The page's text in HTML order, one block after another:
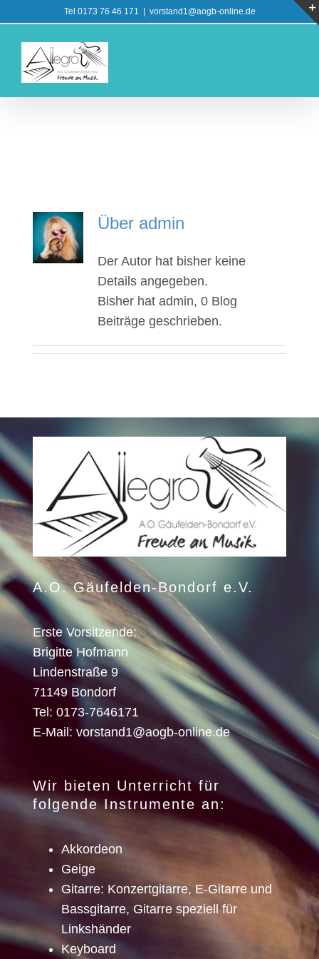
springen
Tel 0173 76 46 171 vorstand1@aogb-online.de
Über admin
Der Autor hat bisher keine
Details angegeben.
Bisher hat admin, 0 Blog
Beiträge geschrieben.
A.O. Gäufelden-Bondorf e.V.
Erste Vorsitzende:
Brigitte Hofmann
Lindenstraße 9
71149 Bondorf
Tel: 0173-7646171
E-Mail: vorstand1@aogb-online.de
Wir bieten Unterricht für
folgende Instrumente an:
Akkordeon
Geige
Gitarre: Konzertgitarre, E-Gitarre und
Bassgitarre, Gitarre speziell für
Linkshänder
Keyboard